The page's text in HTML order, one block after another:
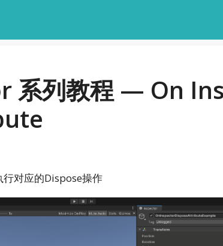
系列教程 — On
对应的Dispose操作